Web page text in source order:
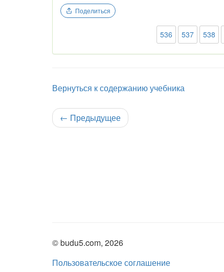
Поделиться
536 537 538
Вернуться к содержанию учебника
← Предыдущее
© budu5.com, 2026
Пользовательское соглашение